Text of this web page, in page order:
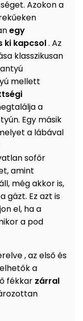
Azokon a
egy
ki kapcsol. Az
klasszikusan
mellett
a
Egy másik
a lábával
sofőr
amint
még akkor is,
gázt. Ez azt is
el, ha a
a pod
, az első és
a
fékkar zárral